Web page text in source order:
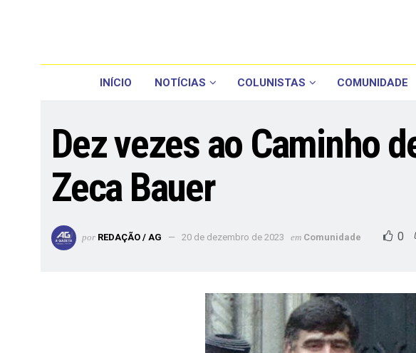
INÍCIO NOTÍCIAS COLUNISTAS COMUNIDADE
Dez vezes ao Caminho
Zeca Bauer
por REDAÇÃO / AG 20 de dezembro de 2023 em Comunidade 0